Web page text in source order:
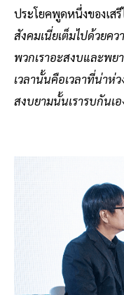
ประโยคพูดหนึ่งของเส
สังคมเนี่ยเต็มไปด้วยค
พวกเราอะสงบและพย
เวลานั้นคือเวลาที่น่าห่
สงบยามนั้นเรารบกันเอ